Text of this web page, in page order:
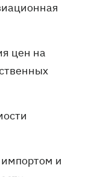
цен на
и